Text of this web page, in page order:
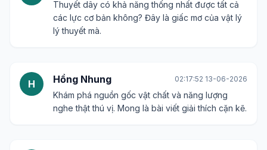
Thuyết dây có khả năng thống nhất được tất cả
các lực cơ bản không? Đây là giấc mơ của vật lý
lý thuyết mà.
H Hồng Nhung 02:17:52 13-06-2026
Khám phá nguồn gốc vật chất và năng lượng
nghe thật thú vị. Mong là bài viết giải thích cặn kẽ.